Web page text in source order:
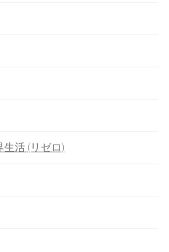
活 (リゼロ)